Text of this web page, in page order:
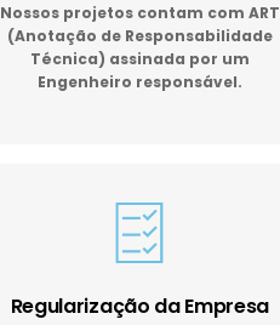
Nossos projetos contam com ART
(Anotação de Responsabilidade
Técnica) assinada por um
Engenheiro responsável.
Regularização da Empresa